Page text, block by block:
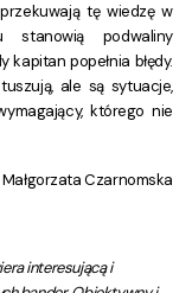
tę wiedzę w
stanowią podwaliny
kapitan popełnia błędy.
ale są sytuacje,
którego nie
Czarnomska
interesującą i